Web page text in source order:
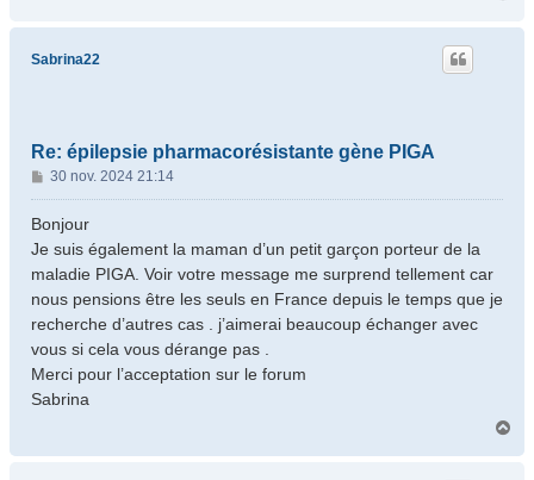
u
Sabrina22
Re: épilepsie pharmacorésistante gène PIGA
M
e
s
g
e
30 nov. 2024 21:14
Bonjour
Je suis également la maman d’un petit garçon porteur de la
maladie PIGA. Voir votre message me surprend tellement car
nous pensions être les seuls en France depuis le temps que je
recherche d’autres cas . j’aimerai beaucoup échanger avec
vous si cela vous dérange pas .
Merci pour l’acceptation sur le forum
Sabrina